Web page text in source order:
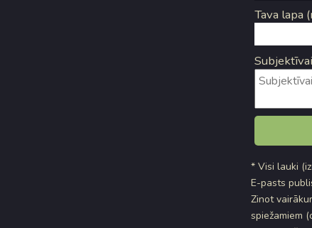
Tava lapa
* Visi lauki
E-pasts
Zinot
spiežamiem